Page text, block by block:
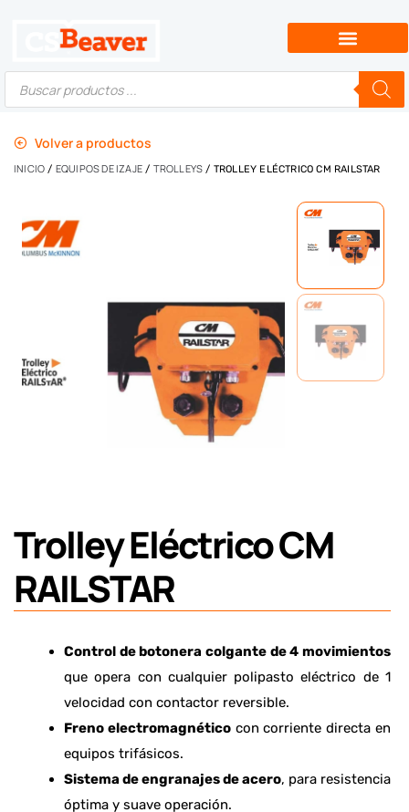
Volver a productos
INICIO / EQUIPOS DE IZAJE / TROLLEYS / TROLLEY ELÉCTRICO CM RAILSTAR
Trolley Eléctrico CM
RAILSTAR
Control de botonera colgante de 4 movimientos
que opera con cualquier polipasto eléctrico de 1
velocidad con contactor reversible.
Freno electromagnéticocon corriente directa en
equipos trifásicos.
Sistema de engranajes de acero, para resistencia
óptima y suave operación.